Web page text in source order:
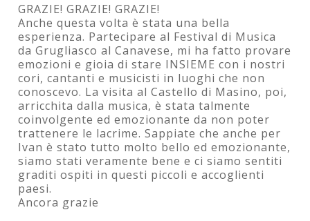
GRAZIE! GRAZIE! GRAZIE!
Anche questa volta è stata una bella
esperienza. Partecipare al Festival di Musica
da Grugliasco al Canavese, mi ha fatto provare
emozioni e gioia di stare INSIEME con i nostri
cori, cantanti e musicisti in luoghi che non
conoscevo. La visita al Castello di Masino, poi,
arricchita dalla musica, è stata talmente
coinvolgente ed emozionante da non poter
trattenere le lacrime. Sappiate che anche per
Ivan è stato tutto molto bello ed emozionante,
siamo stati veramente bene e ci siamo sentiti
graditi ospiti in questi piccoli e accoglienti
paesi.
Ancora grazie